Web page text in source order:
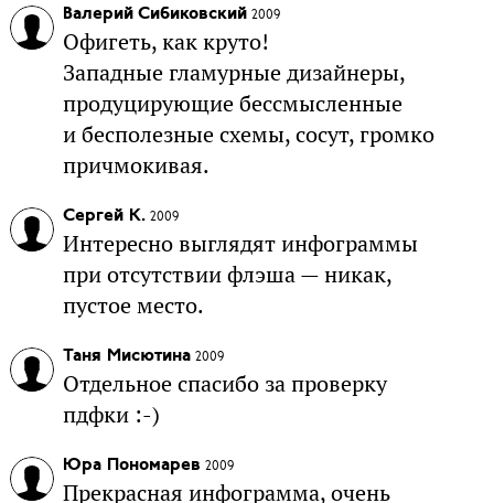
Валерий Сибиковский 2009
Офигеть, как круто!
Западные гламурные дизайнеры,
продуцирующие бессмысленные
и бесполезные схемы, сосут, громко
причмокивая.
Сергей К. 2009
Интересно выглядят инфограммы
при отсутствии флэша — никак,
пустое место.
Таня Мисютина 2009
Отдельное спасибо за проверку
пдфки :-)
Юра Пономарев 2009
Прекрасная инфограмма, очень